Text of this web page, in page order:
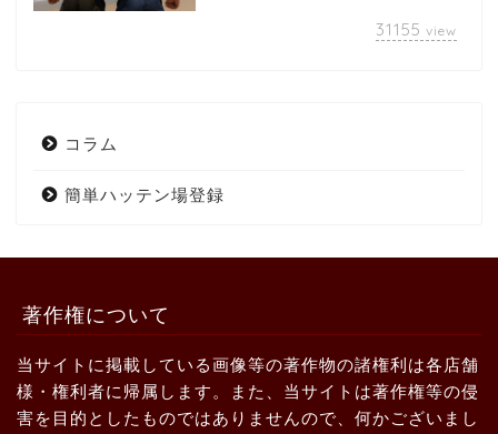
31155 view
コラム
簡単ハッテン場登録
著作権について
当サイトに掲載している画像等の著作物の諸権利は各店舗
様・権利者に帰属します。また、当サイトは著作権等の侵
害を目的としたものではありませんので、何かございまし